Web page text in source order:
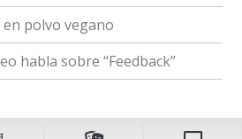
polvo vegano
habla sobre “Feedback”